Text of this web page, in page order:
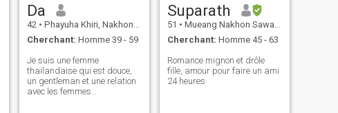
Da
42 • Phayuha Khiri, Nakhon Sawan, Thailande
Cherchant: Homme 39 - 59
Je suis une femme
thaïlandaise qui est douce,
un gentleman et une relation
avec les femmes
Suparath
51 • Mueang Nakhon Sawan, Nakhon Sawan, Thailande
Cherchant: Homme 45 - 63
Romance mignon et drôle
fille, amour pour faire un ami
24 heures